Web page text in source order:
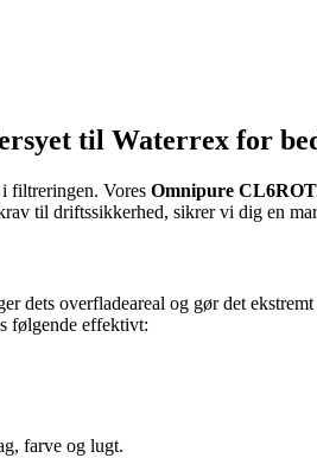
til Waterrex for
filtreringen. Vores Omnipure
til driftssikkerhed, sikrer vi dig en
dets overfladeareal og gør det
følgende effektivt:
farve og lugt.